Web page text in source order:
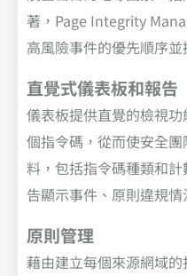
著，Page Integrity
高風險事件的優先順序
直覺式儀表板和報告
儀表板提供直覺的檢視
個指令碼，從而使安全
料，包括指令碼種類和
告顯示事件、原則違規情
原則管理
藉由建立每個來源網域